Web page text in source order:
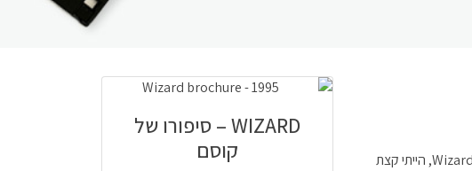
כאשר סרקתי והכנתי להעלאה את הברושורים של Wizard, הייתי קצת
WIZARD – סיפורו של
קוסם